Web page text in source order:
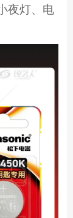
夜灯、电